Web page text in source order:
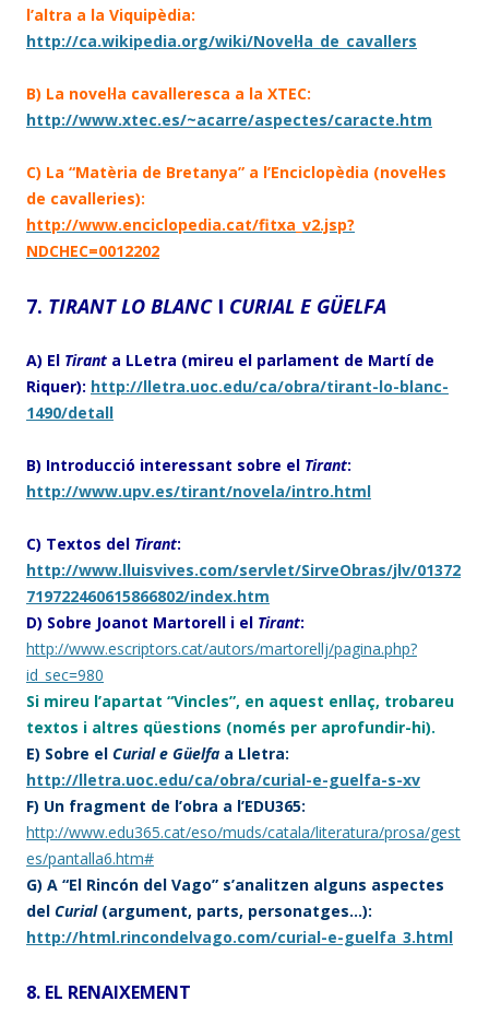
l’altra a la Viquipèdia:
http://ca.wikipedia.org/wiki/Novel·la_de_cavallers
B) La novel·la cavalleresca a la XTEC:
http://www.xtec.es/~acarre/aspectes/caracte.htm
C) La “Matèria de Bretanya” a l’Enciclopèdia (novel·les
de cavalleries):
http://www.enciclopedia.cat/fitxa_v2.jsp?
NDCHEC=0012202
7. TIRANT LO BLANCI CURIAL E GÜELFA
A) El Tirant a LLetra (mireu el parlament de Martí de
Riquer): http://lletra.uoc.edu/ca/obra/tirant-lo-blanc-
1490/detall
B) Introducció interessant sobre el Tirant:
http://www.upv.es/tirant/novela/intro.html
C) Textos del Tirant:
http://www.lluisvives.com/servlet/SirveObras/jlv/01372
719722460615866802/index.htm
D) Sobre Joanot Martorell i el Tirant:
http://www.escriptors.cat/autors/martorellj/pagina.php?
id_sec=980
Si mireu l’apartat “Vincles”, en aquest enllaç, trobareu
textos i altres qüestions (només per aprofundir-hi).
E) Sobre el Curial e Güelfa a Lletra:
http://lletra.uoc.edu/ca/obra/curial-e-guelfa-s-xv
F) Un fragment de l’obra a l’EDU365:
http://www.edu365.cat/eso/muds/catala/literatura/prosa/gest
es/pantalla6.htm#
G) A “El Rincón del Vago” s’analitzen alguns aspectes
del Curial(argument, parts, personatges…):
http://html.rincondelvago.com/curial-e-guelfa_3.html
8. EL RENAIXEMENT